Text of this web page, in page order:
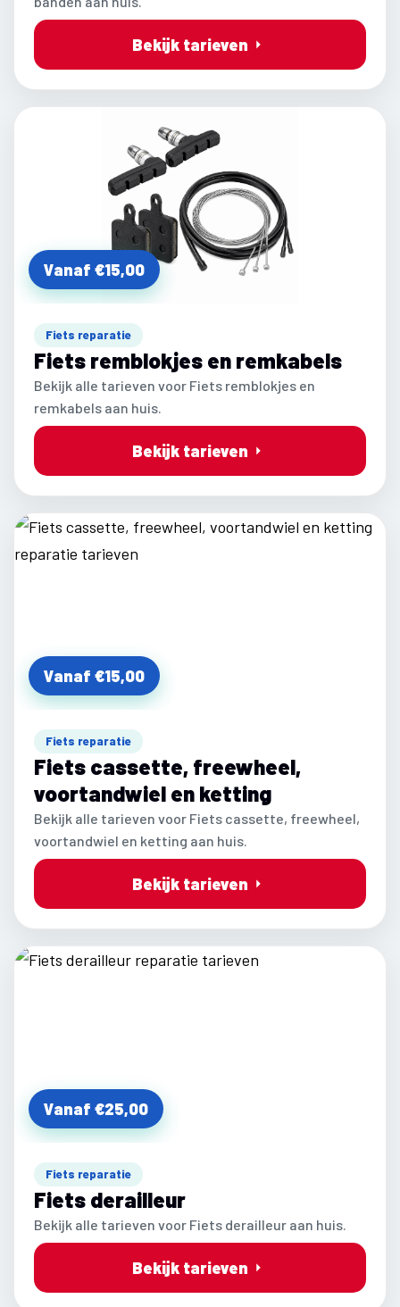
Bekijk tarieven
Vanaf €15,00
Fiets reparatie
Fiets remblokjes en remkabels
Bekijk alle tarieven voor Fiets remblokjes en
remkabels aan huis.
Bekijk tarieven
Vanaf €15,00
Fiets reparatie
Fiets cassette, freewheel,
voortandwiel en ketting
Bekijk alle tarieven voor Fiets cassette, freewheel,
voortandwiel en ketting aan huis.
Bekijk tarieven
Vanaf €25,00
Fiets reparatie
Fiets derailleur
Bekijk alle tarieven voor Fiets derailleur aan huis.
Bekijk tarieven